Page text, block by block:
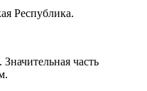
Республика.
часть